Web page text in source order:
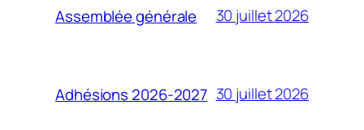
Assemblée générale 30 juillet 2026
Adhésions 2026-2027 30 juillet 2026